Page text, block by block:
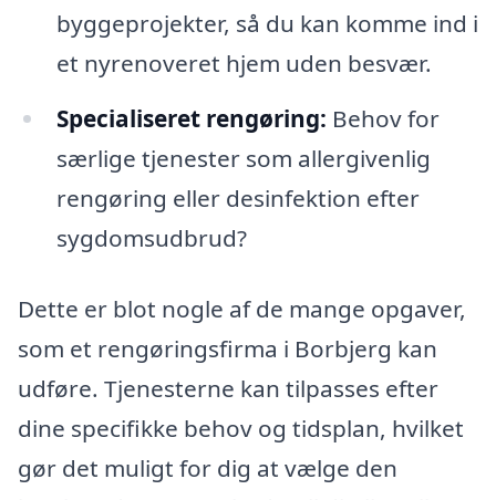
byggeprojekter, så du kan komme ind i
et nyrenoveret hjem uden besvær.
Specialiseret rengøring: Behov for
særlige tjenester som allergivenlig
rengøring eller desinfektion efter
sygdomsudbrud?
Dette er blot nogle af de mange opgaver,
som et rengøringsfirma i Borbjerg kan
udføre. Tjenesterne kan tilpasses efter
dine specifikke behov og tidsplan, hvilket
gør det muligt for dig at vælge den